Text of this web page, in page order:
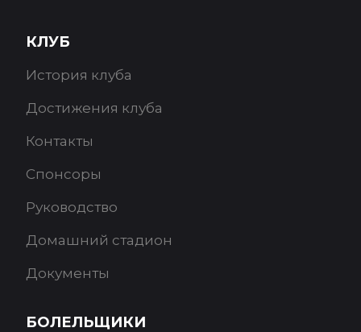
КЛУБ
История клуба
Достижения клуба
Контакты
Спонсоры
Руководство
Домашний стадион
Документы
БОЛЕЛЬЩИКИ